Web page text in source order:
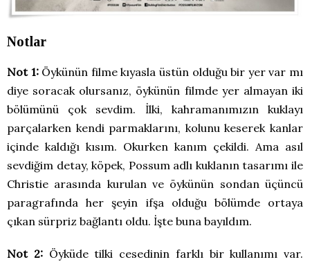
Notlar
Not 1:Öykünün filme kıyasla üstün olduğu bir yer var mı
diye soracak olursanız, öykünün filmde yer almayan iki
bölümünü çok sevdim. İlki, kahramanımızın kuklayı
parçalarken kendi parmaklarını, kolunu keserek kanlar
içinde kaldığı kısım. Okurken kanım çekildi. Ama asıl
sevdiğim detay, köpek, Possum adlı kuklanın tasarımı ile
Christie arasında kurulan ve öykünün sondan üçüncü
paragrafında her şeyin ifşa olduğu bölümde ortaya
çıkan sürpriz bağlantı oldu. İşte buna bayıldım.
Not 2:Öyküde tilki cesedinin farklı bir kullanımı var.